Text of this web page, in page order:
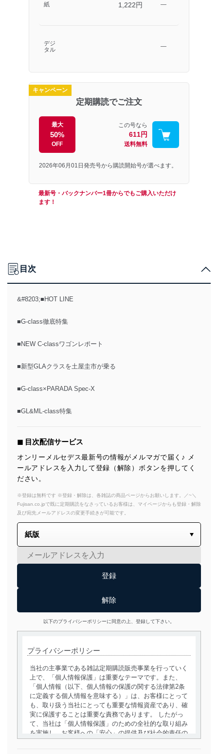
紙 1,222円 ―
デジ
タル
―
キャンペーン
定期購読でご注文
最大
50%
OFF
この号なら
611円
送料無料
2026年06月01日発売号から購読開始号が選べます。
最新号・バックナンバー1冊からでもご購入いただけ
ます！
目次
&#8203;■HOT LINE
■G-class徹底特集
■NEW C-classワゴンレポート
■新型GLAクラスを土屋圭市が乗る
■G-class×PARADA Spec-X
■GL&ML-class特集
◼︎ 目次配信サービス
オンリーメルセデス最新号の情報がメルマガで届く♪ メ
ールアドレスを入力して登録（解除）ボタンを押してく
ださい。
※登録は無料です ※登録・解除は、各雑誌の商品ページからお願いします。／~＼
Fujisan.co.jpで既に定期購読をなさっているお客様は、マイページからも登録・解除
及び宛先メールアドレスの変更手続きが可能です。
以下のプライバシーポリシーに同意の上、登録して下さい。
プライバシーポリシー
当社の主事業である雑誌定期購読販売事業を行っていく
上で、「個人情報保護」は重要なテーマです。また、
「個人情報（以下、個人情報の保護の関する法律第2条
に定義する個人情報を意味する）」は、お客様にとって
も、取り扱う当社にとっても重要な情報資産であり、確
実に保護することは重要な責務であります。 したがっ
て、当社は「個人情報保護」のための全社的な取り組み
を実施し、お客様への「安心」の提供及び社会的責任の